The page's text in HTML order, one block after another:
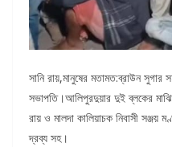
সানি রায়,মানুষের মতামত:ব্রাউন
সভাপতি।আলিপুরদুয়ার দুই ব্লকের
রায় ও মালদা কালিয়াচক নিবাসী
দ্রব্য সহ।